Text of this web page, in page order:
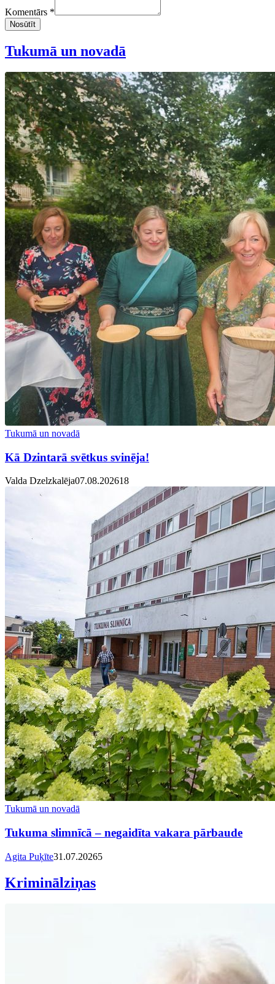
Komentārs *
Nosūtīt
Tukumā un novadā
Tukumā un novadā
Kā Dzintarā svētkus svinēja!
Valda Dzelzkalēja07.08.202618
Tukumā un novadā
Tukuma slimnīcā – negaidīta vakara pārbaude
Agita Puķīte31.07.20265
Kriminālziņas